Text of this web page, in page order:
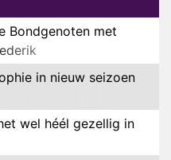
Bondgenoten met
in nieuw seizoen
wel héél gezellig in